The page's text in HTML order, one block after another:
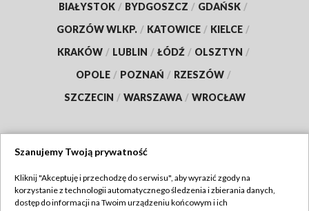
BIAŁYSTOK / BYDGOSZCZ / GDAŃSK /
GORZÓW WLKP. / KATOWICE / KIELCE /
KRAKÓW / LUBLIN / ŁÓDŹ / OLSZTYN /
OPOLE / POZNAŃ / RZESZÓW /
SZCZECIN / WARSZAWA / WROCŁAW
TVP
Szanujemy Twoją prywatność
Kliknij "Akceptuję i przechodzę do serwisu", aby wyrazić zgody na
korzystanie z technologii automatycznego śledzenia i zbierania danych,
dostęp do informacji na Twoim urządzeniu końcowym i ich